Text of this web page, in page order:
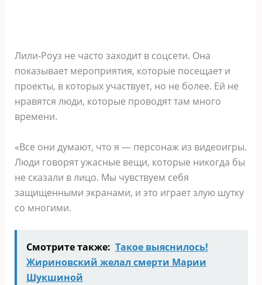
Лили-Роуз не часто заходит в соцсети. Она
показывает мероприятия, которые посещает и
проекты, в которых участвует, но не более. Ей не
нравятся люди, которые проводят там много
времени.
«Все они думают, что я — персонаж из видеоигры.
Люди говорят ужасные вещи, которые никогда бы
не сказали в лицо. Мы чувствуем себя
защищенными экранами, и это играет злую шутку
со многими.
Смотрите также: Такое выяснилось!
Жириновский желал смерти Марии
Шукшиной